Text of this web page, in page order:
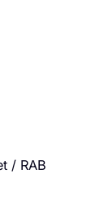
/ RAB